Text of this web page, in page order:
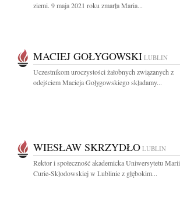
ziemi. 9 maja 2021 roku zmarła Maria...
MACIEJ GOŁYGOWSKI LUBLIN
Uczestnikom uroczystości żałobnych związanych z
odejściem Macieja Gołygowskiego składamy...
WIESŁAW SKRZYDŁO LUBLIN
Rektor i społeczność akademicka Uniwersytetu Marii
Curie-Skłodowskiej w Lublinie z głębokim...